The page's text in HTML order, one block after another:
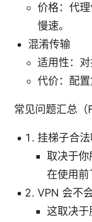
价格：代
慢速。
混淆传输
适用性：对
代价：配置
常见问题汇总（
挂梯子合法
取决于你
在使用前
VPN 会不
这取决于